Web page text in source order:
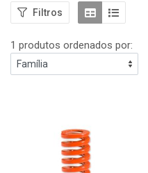
Filtros
1 produtos ordenados por: